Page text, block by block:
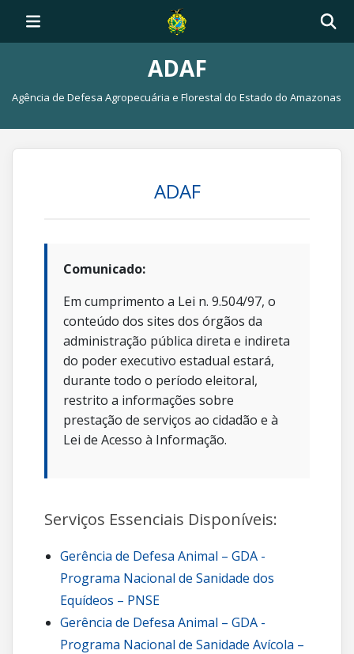
ADAF
Agência de Defesa Agropecuária e Florestal do Estado do Amazonas
ADAF
Comunicado:
Em cumprimento a Lei n. 9.504/97, o
conteúdo dos sites dos órgãos da
administração pública direta e indireta
do poder executivo estadual estará,
durante todo o período eleitoral,
restrito a informações sobre
prestação de serviços ao cidadão e à
Lei de Acesso à Informação.
Serviços Essenciais Disponíveis:
Gerência de Defesa Animal – GDA -
Programa Nacional de Sanidade dos
Equídeos – PNSE
Gerência de Defesa Animal – GDA -
Programa Nacional de Sanidade Avícola –